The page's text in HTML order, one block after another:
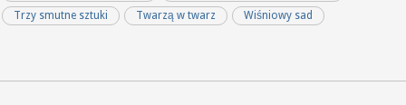
Trzy smutne sztuki
Twarzą w twarz Wiśniowy sad